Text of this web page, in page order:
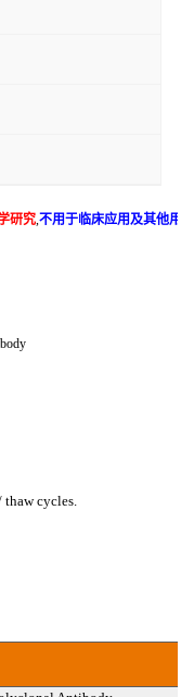
研究,不用于临床应用及其他用
cycles.